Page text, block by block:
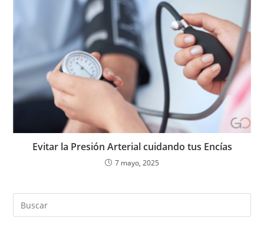
Evitar la Presión Arterial cuidando tus Encías
7 mayo, 2025